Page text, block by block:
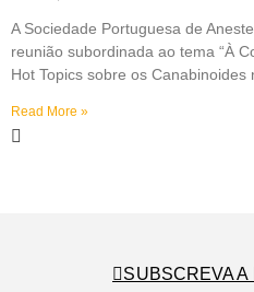
A Sociedade Portuguesa de
reunião subordinada ao tema “À
Hot Topics sobre os Canabinoides
Read More »
SUBSCREVA